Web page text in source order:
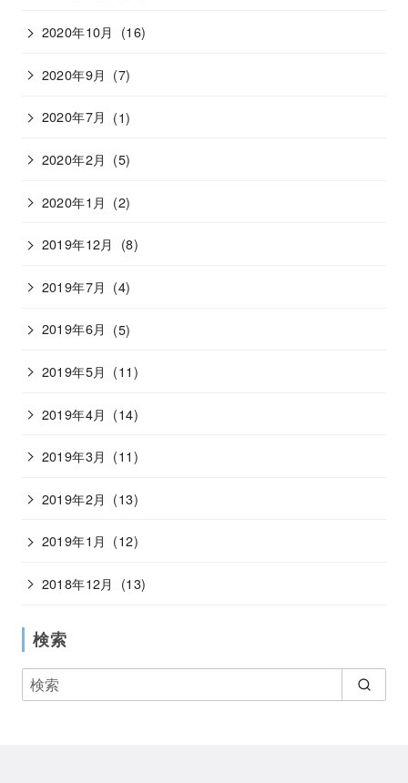
2020年10月 (16)
2020年9月 (7)
2020年7月 (1)
2020年2月 (5)
2020年1月 (2)
2019年12月 (8)
2019年7月 (4)
2019年6月 (5)
2019年5月 (11)
2019年4月 (14)
2019年3月 (11)
2019年2月 (13)
2019年1月 (12)
2018年12月 (13)
検索